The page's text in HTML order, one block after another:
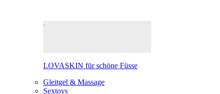
LOVASKIN für schöne Füsse
Gleitgel & Massage
Sextoys